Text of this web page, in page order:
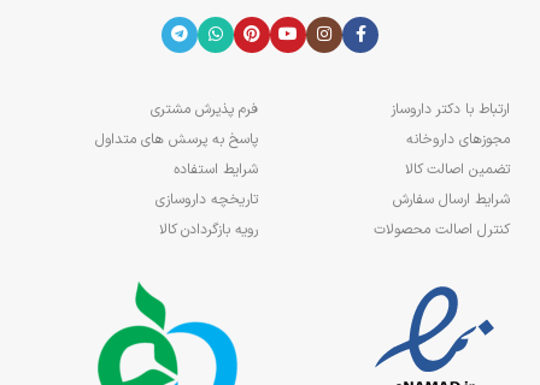
ارتباط با دکتر داروساز
مجوزهای داروخانه
تضمین اصالت کالا
شرایط ارسال سفارش
کنترل اصالت محصولات
فرم پذیرش مشتری
پاسخ به پرسش های متداول
شرایط استفاده
تاریخچه داروسازی
رویه بازگردادن کالا